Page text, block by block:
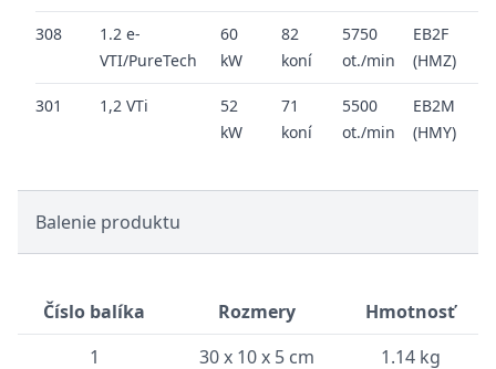
308
1.2 e-
VTI/PureTech
60
kW
82
koní
5750
ot./min
EB2F
(HMZ)
301 1,2 VTi
52
kW
71
koní
5500
ot./min
EB2M
(HMY)
Balenie produktu
Číslo balíka Rozmery
Hmotnosť
1
30 x 10 x 5 cm 1.14 kg